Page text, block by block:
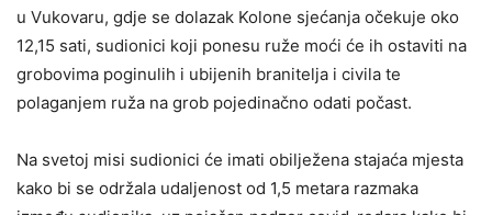
u Vukovaru, gdje se dolazak Kolone sjećanja očekuje oko
12,15 sati, sudionici koji ponesu ruže moći će ih ostaviti na
grobovima poginulih i ubijenih branitelja i civila te
polaganjem ruža na grob pojedinačno odati počast.
Na svetoj misi sudionici će imati obilježena stajaća mjesta
kako bi se održala udaljenost od 1,5 metara razmaka